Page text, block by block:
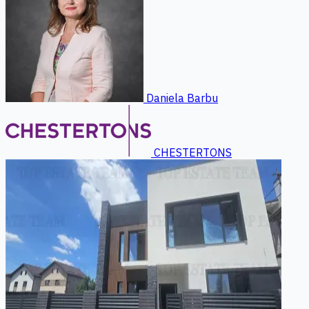
Daniela Barbu
CHESTERTONS